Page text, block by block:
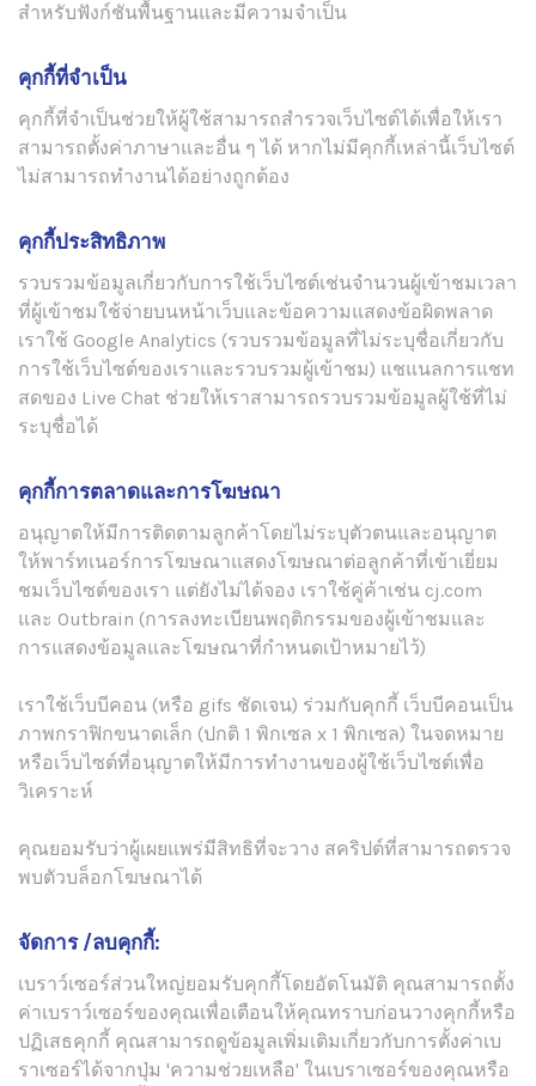
สำหรับฟังก์ชันพื้นฐานและมีความจำเป็น
คุกกี้ที่จำเป็น
คุกกี้ที่จำเป็นช่วยให้ผู้ใช้สามารถสำรวจเว็บไซต์ได้เพื่อให้เรา
สามารถตั้งค่าภาษาและอื่น ๆ ได้ หากไม่มีคุกกี้เหล่านี้เว็บไซต์
ไม่สามารถทำงานได้อย่างถูกต้อง
คุกกี้ประสิทธิภาพ
รวบรวมข้อมูลเกี่ยวกับการใช้เว็บไซต์เช่นจำนวนผู้เข้าชมเวลา
ที่ผู้เข้าชมใช้จ่ายบนหน้าเว็บและข้อความแสดงข้อผิดพลาด
เราใช้ Google Analytics (รวบรวมข้อมูลที่ไม่ระบุชื่อเกี่ยวกับ
การใช้เว็บไซต์ของเราและรวบรวมผู้เข้าชม) แชแนลการแชท
สดของ Live Chat ช่วยให้เราสามารถรวบรวมข้อมูลผู้ใช้ที่ไม่
ระบุชื่อได้
คุกกี้การตลาดและการโฆษณา
อนุญาตให้มีการติดตามลูกค้าโดยไม่ระบุตัวตนและอนุญาต
ให้พาร์ทเนอร์การโฆษณาแสดงโฆษณาต่อลูกค้าที่เข้าเยี่ยม
ชมเว็บไซต์ของเรา แต่ยังไม่ได้จอง เราใช้คู่ค้าเช่น cj.com
และ Outbrain (การลงทะเบียนพฤติกรรมของผู้เข้าชมและ
การแสดงข้อมูลและโฆษณาที่กำหนดเป้าหมายไว้)
เราใช้เว็บบีคอน (หรือ gifs ชัดเจน) ร่วมกับคุกกี้ เว็บบีคอนเป็น
ภาพกราฟิกขนาดเล็ก (ปกติ 1 พิกเซล x 1 พิกเซล) ในจดหมาย
หรือเว็บไซต์ที่อนุญาตให้มีการทำงานของผู้ใช้เว็บไซต์เพื่อ
วิเคราะห์
คุณยอมรับว่าผู้เผยแพร่มีสิทธิที่จะวาง สคริปต์ที่สามารถตรวจ
พบตัวบล็อกโฆษณาได้
จัดการ /ลบคุกกี้:
เบราว์เซอร์ส่วนใหญ่ยอมรับคุกกี้โดยอัตโนมัติ คุณสามารถตั้ง
ค่าเบราว์เซอร์ของคุณเพื่อเตือนให้คุณทราบก่อนวางคุกกี้หรือ
ปฏิเสธคุกกี้ คุณสามารถดูข้อมูลเพิ่มเติมเกี่ยวกับการตั้งค่าเบ
ราเซอร์ได้จากปุ่ม 'ความช่วยเหลือ' ในเบราเซอร์ของคุณหรือ